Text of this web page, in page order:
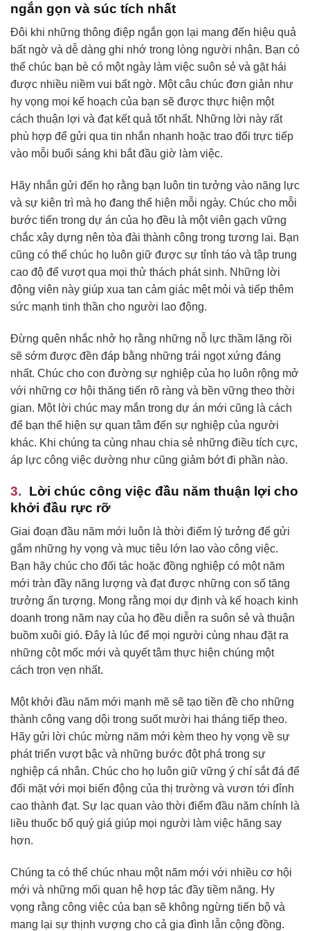
ngắn gọn và súc tích nhất
Đôi khi những thông điệp ngắn gọn lại mang đến hiệu quả
bất ngờ và dễ dàng ghi nhớ trong lòng người nhận. Bạn có
thể chúc bạn bè có một ngày làm việc suôn sẻ và gặt hái
được nhiều niềm vui bất ngờ. Một câu chúc đơn giản như
hy vọng mọi kế hoạch của bạn sẽ được thực hiện một
cách thuận lợi và đạt kết quả tốt nhất. Những lời này rất
phù hợp để gửi qua tin nhắn nhanh hoặc trao đổi trực tiếp
vào mỗi buổi sáng khi bắt đầu giờ làm việc.
Hãy nhắn gửi đến họ rằng bạn luôn tin tưởng vào năng lực
và sự kiên trì mà họ đang thể hiện mỗi ngày. Chúc cho mỗi
bước tiến trong dự án của họ đều là một viên gạch vững
chắc xây dựng nên tòa đài thành công trong tương lai. Bạn
cũng có thể chúc họ luôn giữ được sự tỉnh táo và tập trung
cao độ để vượt qua mọi thử thách phát sinh. Những lời
động viên này giúp xua tan cảm giác mệt mỏi và tiếp thêm
sức mạnh tinh thần cho người lao động.
Đừng quên nhắc nhở họ rằng những nỗ lực thầm lặng rồi
sẽ sớm được đền đáp bằng những trái ngọt xứng đáng
nhất. Chúc cho con đường sự nghiệp của họ luôn rộng mở
với những cơ hội thăng tiến rõ ràng và bền vững theo thời
gian. Một lời chúc may mắn trong dự án mới cũng là cách
để bạn thể hiện sự quan tâm đến sự nghiệp của người
khác. Khi chúng ta cùng nhau chia sẻ những điều tích cực,
áp lực công việc dường như cũng giảm bớt đi phần nào.
Lời chúc công việc đầu năm thuận lợi cho
khởi đầu rực rỡ
Giai đoạn đầu năm mới luôn là thời điểm lý tưởng để gửi
gắm những hy vọng và mục tiêu lớn lao vào công việc.
Bạn hãy chúc cho đối tác hoặc đồng nghiệp có một năm
mới tràn đầy năng lượng và đạt được những con số tăng
trưởng ấn tượng. Mong rằng mọi dự định và kế hoạch kinh
doanh trong năm nay của họ đều diễn ra suôn sẻ và thuận
buồm xuôi gió. Đây là lúc để mọi người cùng nhau đặt ra
những cột mốc mới và quyết tâm thực hiện chúng một
cách trọn vẹn nhất.
Một khởi đầu năm mới mạnh mẽ sẽ tạo tiền đề cho những
thành công vang dội trong suốt mười hai tháng tiếp theo.
Hãy gửi lời chúc mừng năm mới kèm theo hy vọng về sự
phát triển vượt bậc và những bước đột phá trong sự
nghiệp cá nhân. Chúc cho họ luôn giữ vững ý chí sắt đá để
đối mặt với mọi biến động của thị trường và vươn tới đỉnh
cao thành đạt. Sự lạc quan vào thời điểm đầu năm chính là
liều thuốc bổ quý giá giúp mọi người làm việc hăng say
hơn.
Chúng ta có thể chúc nhau một năm mới với nhiều cơ hội
mới và những mối quan hệ hợp tác đầy tiềm năng. Hy
vọng rằng công việc của bạn sẽ không ngừng tiến bộ và
mang lại sự thịnh vượng cho cả gia đình lẫn cộng đồng.